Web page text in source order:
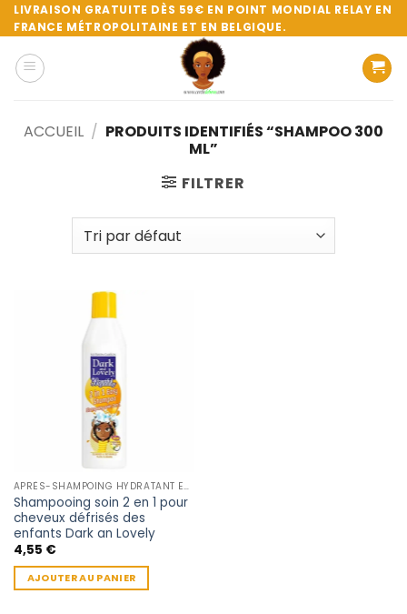
Passer
au
contenu
LIVRAISON GRATUITE DÈS 59€ EN POINT MONDIAL RELAY EN
FRANCE MÉTROPOLITAINE ET EN BELGIQUE.
ACCUEIL / PRODUITS IDENTIFIÉS “SHAMPOO 300
ML”
FILTRER
APRÈS-SHAMPOING HYDRATANT ENFANT
Shampooing soin 2 en 1 pour
cheveux défrisés des
enfants Dark an Lovely
4,55 €
AJOUTER AU PANIER